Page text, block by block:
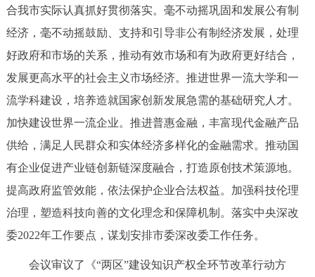
便民服务 利企服务 投资项目
中介服务 阳光政务
12345网上接诉即办 我要咨询 我要建议
参与调查 在线访谈 图说互动
北京概况 十六区概览 人文北京
合我市实际认真抓好贯彻落实。毫不动摇巩固和发展公有制
经济，毫不动摇鼓励、支持和引导非公有制经济发展，处理
好政府和市场的关系，推动有效市场和有为政府更好结合，
发展更高水平的社会主义市场经济。推进世界一流大学和一
流学科建设，培养造就国家创新发展急需的基础研究人才。
加快建设世界一流企业。推进普惠金融，丰富现代金融产品
供给，满足人民群众和实体经济多样化的金融需求。推动国
有企业促进产业链创新链深度融合，打造原创技术策源地。
提高政府监管效能，依法保护企业合法权益。加强科技伦理
治理，塑造科技向善的文化理念和保障机制。落实中央深改
委2022年工作要点，谋划安排市委深改委工作任务。
会议审议了《“两区”建设知识产权全环节改革行动方